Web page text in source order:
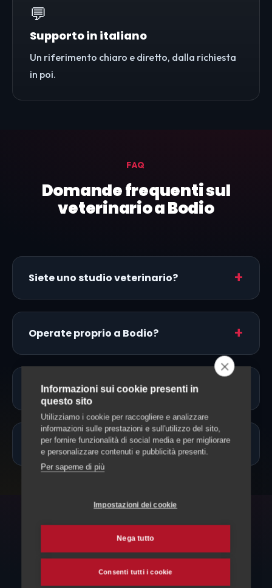
💬
Supporto in italiano
Un riferimento chiaro e diretto, dalla richiesta
in poi.
FAQ
Domande frequenti sul
veterinario a Bodio
Siete uno studio veterinario?
Operate proprio a Bodio?
Potete accompagnare il mio animale?
Quanto costa?
Esplora anche
Informazioni sui cookie presenti in
questo sito
Utilizziamo i cookie per raccogliere e analizzare
informazioni sulle prestazioni e sull'utilizzo del sito,
per fornire funzionalità di social media e per migliorare
e personalizzare contenuti e pubblicità presenti.
Per saperne di più
Impostazioni dei cookie
Nega tutto
Consenti tutti i cookie